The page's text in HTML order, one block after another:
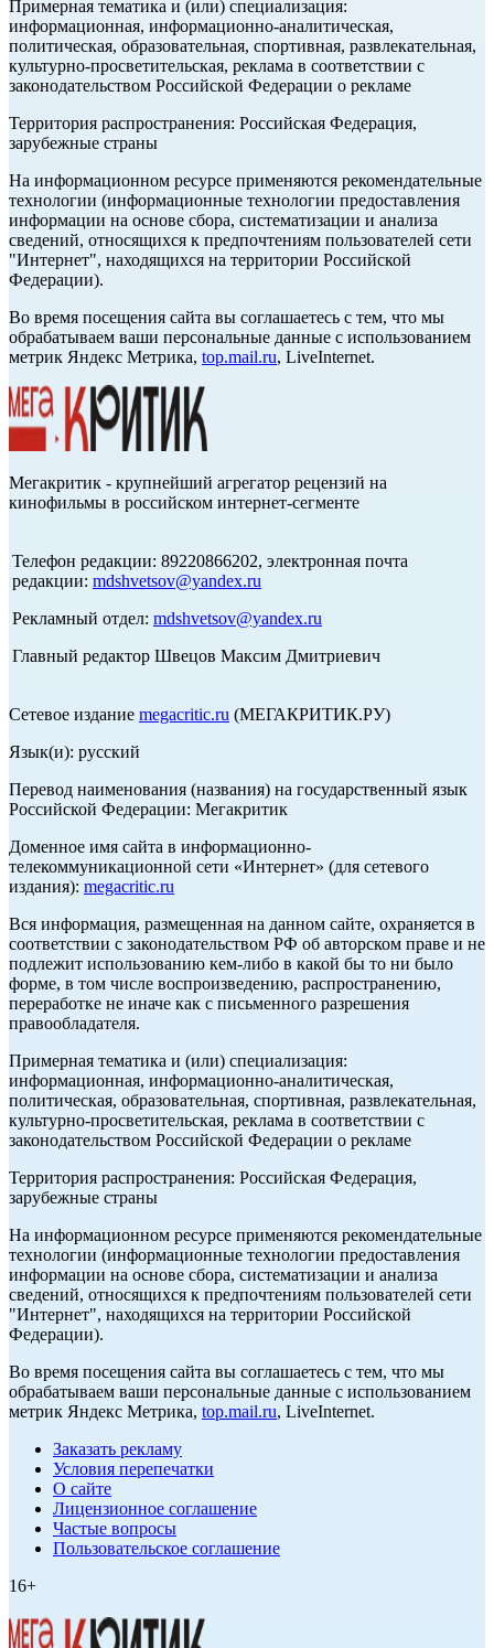
Примерная тематика и (или) специализация:
информационная, информационно-аналитическая,
политическая, образовательная, спортивная, развлекательная,
культурно-просветительская, реклама в соответствии с
законодательством Российской Федерации о рекламе
Территория распространения: Российская Федерация,
зарубежные страны
На информационном ресурсе применяются рекомендательные
технологии (информационные технологии предоставления
информации на основе сбора, систематизации и анализа
сведений, относящихся к предпочтениям пользователей сети
"Интернет", находящихся на территории Российской
Федерации).
Во время посещения сайта вы соглашаетесь с тем, что мы
обрабатываем ваши персональные данные с использованием
метрик Яндекс Метрика, top.mail.ru, LiveInternet.
Мегакритик - крупнейший агрегатор рецензий на
кинофильмы в российском интернет-сегменте
Телефон редакции: 89220866202, электронная почта
редакции: mdshvetsov@yandex.ru
Рекламный отдел: mdshvetsov@yandex.ru
Главный редактор Швецов Максим Дмитриевич
Сетевое издание megacritic.ru (МЕГАКРИТИК.РУ)
Язык(и): русский
Перевод наименования (названия) на государственный язык
Российской Федерации: Мегакритик
Доменное имя сайта в информационно-
телекоммуникационной сети «Интернет» (для сетевого
издания): megacritic.ru
Вся информация, размещенная на данном сайте, охраняется в
соответствии с законодательством РФ об авторском праве и не
подлежит использованию кем-либо в какой бы то ни было
форме, в том числе воспроизведению, распространению,
переработке не иначе как с письменного разрешения
правообладателя.
Примерная тематика и (или) специализация:
информационная, информационно-аналитическая,
политическая, образовательная, спортивная, развлекательная,
культурно-просветительская, реклама в соответствии с
законодательством Российской Федерации о рекламе
Территория распространения: Российская Федерация,
зарубежные страны
На информационном ресурсе применяются рекомендательные
технологии (информационные технологии предоставления
информации на основе сбора, систематизации и анализа
сведений, относящихся к предпочтениям пользователей сети
"Интернет", находящихся на территории Российской
Федерации).
Во время посещения сайта вы соглашаетесь с тем, что мы
обрабатываем ваши персональные данные с использованием
метрик Яндекс Метрика, top.mail.ru, LiveInternet.
Заказать рекламу
Условия перепечатки
О сайте
Лицензионное соглашение
Частые вопросы
Пользовательское соглашение
16+